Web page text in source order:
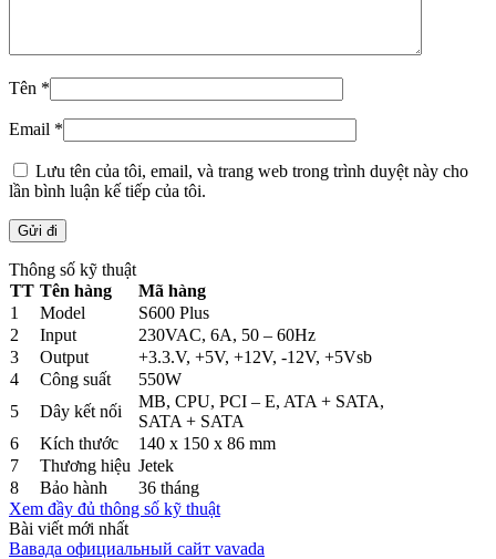
Tên *
Email *
Lưu tên của tôi, email, và trang web trong trình duyệt này cho
lần bình luận kế tiếp của tôi.
Thông số kỹ thuật
TT Tên hàng
Mã hàng
1
Model
S600 Plus
2
Input
230VAC, 6A, 50 – 60Hz
3
Output
+3.3.V, +5V, +12V, -12V, +5Vsb
4
Công suất
550W
5
Dây kết nối
MB, CPU, PCI – E, ATA + SATA,
SATA + SATA
6
Kích thước
140 x 150 x 86 mm
7
Thương hiệu Jetek
8
Bảo hành
36 tháng
Xem đầy đủ thông số kỹ thuật
Bài viết mới nhất
Вавада официальный сайт vavada